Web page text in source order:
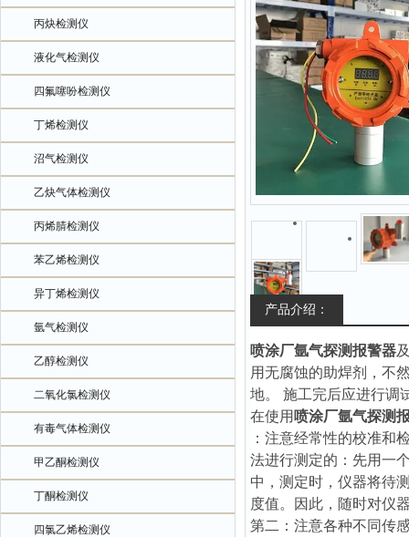
丙炔检测仪
液化气检测仪
四氟噻吩检测仪
丁烯检测仪
沼气检测仪
乙炔气体检测仪
丙烯腈检测仪
苯乙烯检测仪
异丁烯检测仪
氩气检测仪
乙醇检测仪
二氧化氯检测仪
有毒气体检测仪
甲乙酮检测仪
丁酮检测仪
四氯乙烯检测仪
产品介绍：
喷涂厂氩气探测报警器
用无腐蚀的助焊剂，不
地。 施工完后应进行调
在使用 喷涂厂氩气探测
：注意经常性的校准和
法进行测定的：先用一
中，测定时，仪器将待
度值。因此，随时对仪
第二：注意各种不同传